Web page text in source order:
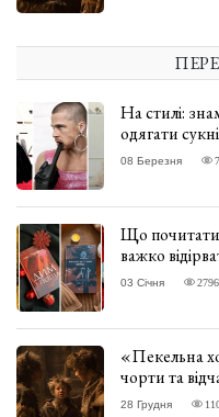
На стилі:
одягати
08 Березня
Що
важко
03 Січня
«Пекельна
чорти та
ВІДГУК
28 Грудня